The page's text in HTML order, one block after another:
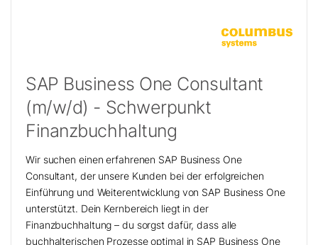
SAP Business One Consultant
(m/w/d) - Schwerpunkt
Finanzbuchhaltung
Wir suchen einen erfahrenen SAP Business One
Consultant, der unsere Kunden bei der erfolgreichen
Einführung und Weiterentwicklung von SAP Business One
unterstützt. Dein Kernbereich liegt in der
Finanzbuchhaltung – du sorgst dafür, dass alle
buchhalterischen Prozesse optimal in SAP Business One